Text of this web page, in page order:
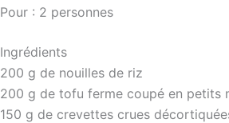
Pour : 2 personnes
Ingrédients
200 g de nouilles de riz
200 g de tofu ferme coupé en petits
150 g de crevettes crues